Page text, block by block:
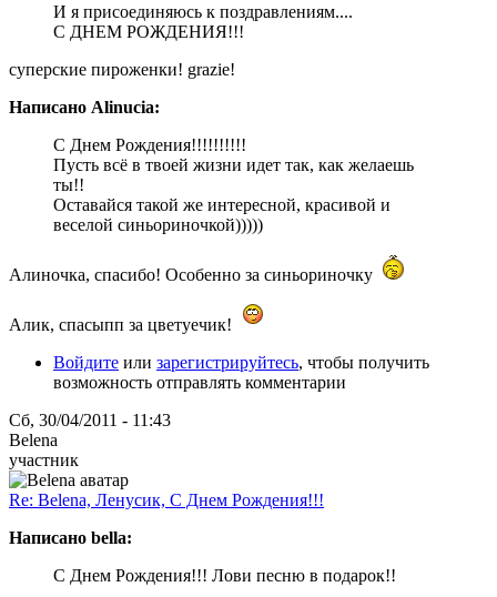
И я присоединяюсь к поздравлениям....
С ДНЕМ РОЖДЕНИЯ!!!
суперские пироженки! grazie!
Написано Alinucia:
С Днем Рождения!!!!!!!!!!
Пусть всё в твоей жизни идет так, как желаешь
ты!!
Оставайся такой же интересной, красивой и
веселой синьориночкой)))))
Алиночка, спасибо! Особенно за синьориночку
Алик, спасыпп за цветуечик!
Войдите или зарегистрируйтесь, чтобы получить
возможность отправлять комментарии
Сб, 30/04/2011 - 11:43
Belena
участник
Re: Belena, Ленусик, С Днем Рождения!!!
Написано bella:
С Днем Рождения!!! Лови песню в подарок!!